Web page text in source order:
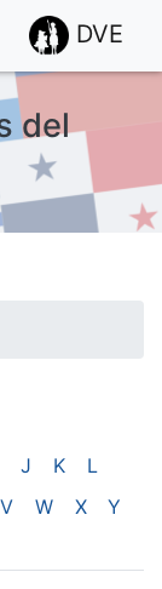
DVE
del
de las visitas.
J K
L
V W X
Y